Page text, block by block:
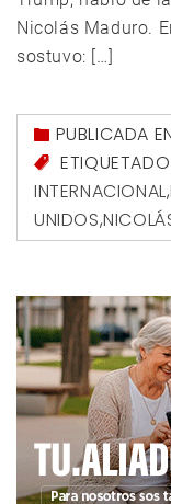
Nicolás Maduro.
sostuvo: […]
PUBLICADA
INTERNACIONAL,
UNIDOS,